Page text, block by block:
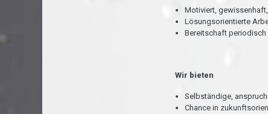
Motiviert,
Lösungsorientierte
Bereitschaft periodisch
Wir bieten
Selbständige,
Chance in